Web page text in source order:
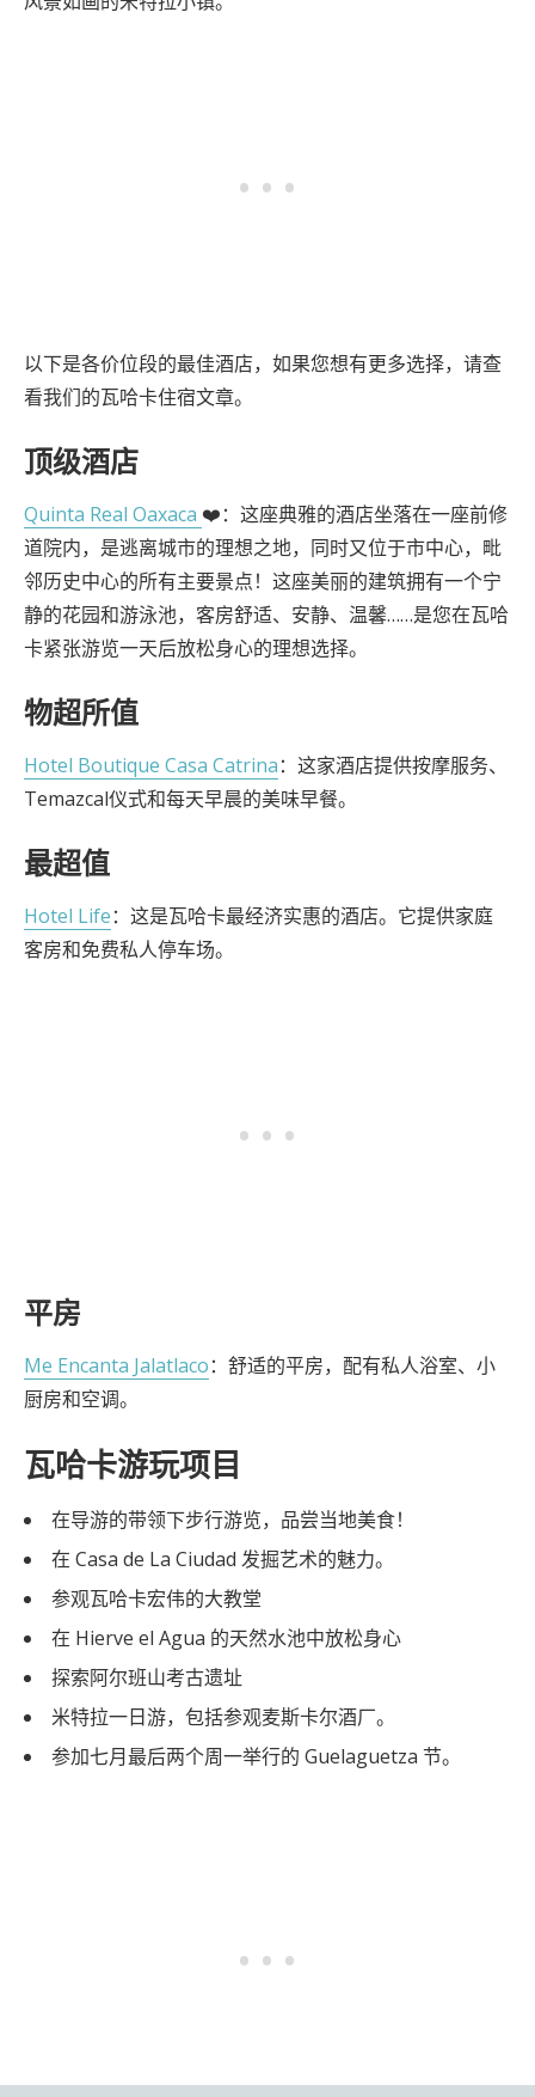
以下是各价位段的最佳酒店，如果您想有更多选择，请查
看我们的瓦哈卡住宿文章。
顶级酒店
Quinta Real Oaxaca ❤️：这座典雅的酒店坐落在一座前修
道院内，是逃离城市的理想之地，同时又位于市中心，毗
邻历史中心的所有主要景点！这座美丽的建筑拥有一个宁
静的花园和游泳池，客房舒适、安静、温馨……是您在瓦哈
卡紧张游览一天后放松身心的理想选择。
物超所值
Hotel Boutique Casa Catrina：这家酒店提供按摩服务、
Temazcal仪式和每天早晨的美味早餐。
最超值
Hotel Life：这是瓦哈卡最经济实惠的酒店。它提供家庭
客房和免费私人停车场。
平房
Me Encanta Jalatlaco：舒适的平房，配有私人浴室、小
厨房和空调。
瓦哈卡游玩项目
在导游的带领下步行游览，品尝当地美食！
在 Casa de La Ciudad 发掘艺术的魅力。
参观瓦哈卡宏伟的大教堂
在 Hierve el Agua 的天然水池中放松身心
探索阿尔班山考古遗址
米特拉一日游，包括参观麦斯卡尔酒厂。
参加七月最后两个周一举行的 Guelaguetza 节。